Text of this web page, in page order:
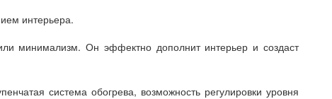
интерьера.
минимализм. Он эффектно дополнит интерьер и создаст
система обогрева, возможность регулировки уровня